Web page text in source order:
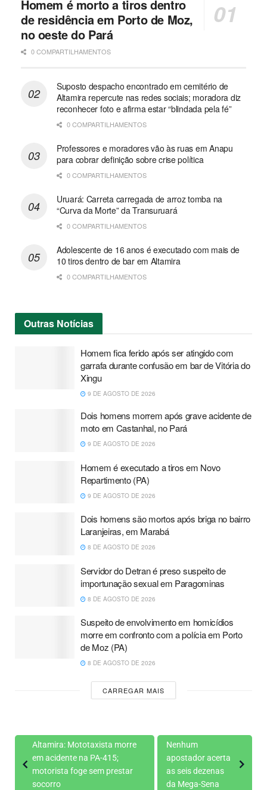
Homem é morto a tiros dentro
de residência em Porto de Moz,
no oeste do Pará
0 COMPARTILHAMENTOS
Suposto despacho encontrado em cemitério de
Altamira repercute nas redes sociais; moradora diz
reconhecer foto e afirma estar “blindada pela fé”
0 COMPARTILHAMENTOS
Professores e moradores vão às ruas em Anapu
para cobrar definição sobre crise política
0 COMPARTILHAMENTOS
Uruará: Carreta carregada de arroz tomba na
“Curva da Morte” da Transuruará
0 COMPARTILHAMENTOS
Adolescente de 16 anos é executado com mais de
10 tiros dentro de bar em Altamira
0 COMPARTILHAMENTOS
Outras Notícias
Homem fica ferido após ser atingido com
garrafa durante confusão em bar de Vitória do
Xingu
9 DE AGOSTO DE 2026
Dois homens morrem após grave acidente de
moto em Castanhal, no Pará
9 DE AGOSTO DE 2026
Homem é executado a tiros em Novo
Repartimento (PA)
9 DE AGOSTO DE 2026
Dois homens são mortos após briga no bairro
Laranjeiras, em Marabá
8 DE AGOSTO DE 2026
Servidor do Detran é preso suspeito de
importunação sexual em Paragominas
8 DE AGOSTO DE 2026
Suspeito de envolvimento em homicídios
morre em confronto com a polícia em Porto
de Moz (PA)
8 DE AGOSTO DE 2026
CARREGAR MAIS
Altamira: Mototaxista morre
em acidente na PA-415;
motorista foge sem prestar
socorro
Nenhum
apostador acerta
as seis dezenas
da Mega-Sena